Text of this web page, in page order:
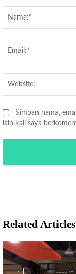
Simpan nama,
lain kali saya
Related Articles